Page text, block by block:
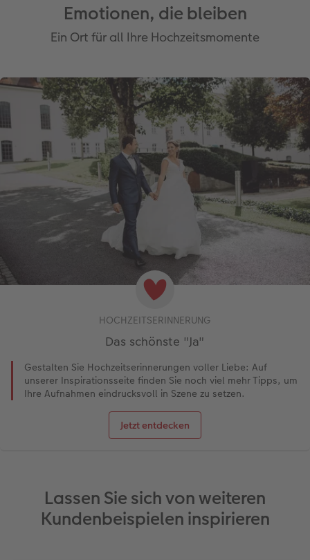
Emotionen, die bleiben
Ein Ort für all Ihre Hochzeitsmomente
HOCHZEITSERINNERUNG
Das schönste "Ja"
Gestalten Sie Hochzeitserinnerungen voller Liebe: Auf
unserer Inspirationsseite finden Sie noch viel mehr Tipps, um
Ihre Aufnahmen eindrucksvoll in Szene zu setzen.
Jetzt entdecken
Lassen Sie sich von weiteren
Kundenbeispielen inspirieren